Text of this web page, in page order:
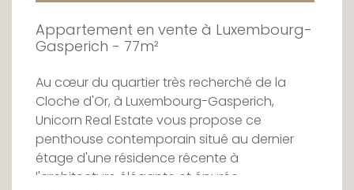
Appartement en vente à Luxembourg-
Gasperich - 77m²
Au cœur du quartier très recherché de la
Cloche d'Or, à Luxembourg-Gasperich,
Unicorn Real Estate vous propose ce
penthouse contemporain situé au dernier
étage d'une résidence récente à
l'architecture élégante et épurée.